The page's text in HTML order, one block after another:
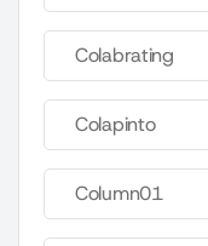
Colabrating
Colapinto
Column01